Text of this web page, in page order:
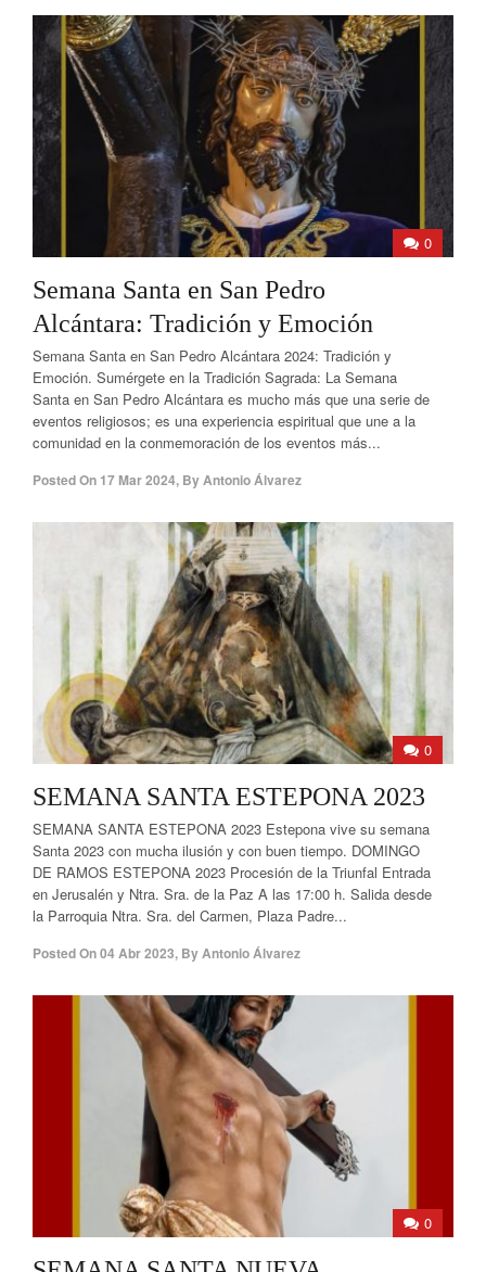
0
Semana Santa en San Pedro
Alcántara: Tradición y Emoción
Semana Santa en San Pedro Alcántara 2024: Tradición y
Emoción. Sumérgete en la Tradición Sagrada: La Semana
Santa en San Pedro Alcántara es mucho más que una serie de
eventos religiosos; es una experiencia espiritual que une a la
comunidad en la conmemoración de los eventos más...
Posted On 17 Mar 2024, ByAntonio Álvarez
0
SEMANA SANTA ESTEPONA 2023
SEMANA SANTA ESTEPONA 2023 Estepona vive su semana
Santa 2023 con mucha ilusión y con buen tiempo. DOMINGO
DE RAMOS ESTEPONA 2023 Procesión de la Triunfal Entrada
en Jerusalén y Ntra. Sra. de la Paz A las 17:00 h. Salida desde
la Parroquia Ntra. Sra. del Carmen, Plaza Padre...
Posted On04 Abr 2023, ByAntonio Álvarez
0